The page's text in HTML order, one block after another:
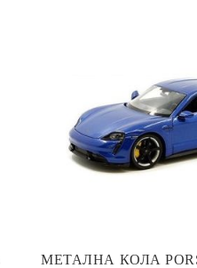
МЕТАЛНА КОЛА